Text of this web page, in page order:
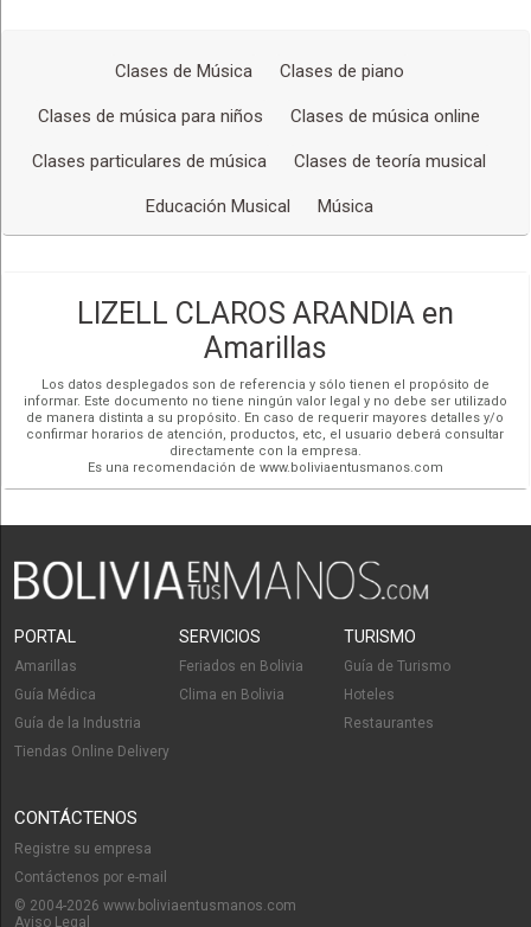
CLIC PARA CHATEAR POR WHATSAPP: +54 2645245503
Clases de Música Clases de piano
Clases de música para niños Clases de música online
Clases particulares de música Clases de teoría musical
Educación Musical Música
LIZELL CLAROS ARANDIA en
Amarillas
Los datos desplegados son de referencia y sólo tienen el propósito de
informar. Este documento no tiene ningún valor legal y no debe ser utilizado
de manera distinta a su propósito. En caso de requerir mayores detalles y/o
confirmar horarios de atención, productos, etc, el usuario deberá consultar
directamente con la empresa.
Es una recomendación de www.boliviaentusmanos.com
PORTAL
Amarillas
Guía Médica
Guía de la Industria
Tiendas Online Delivery
SERVICIOS
Feriados en Bolivia
Clima en Bolivia
TURISMO
Guía de Turismo
Hoteles
Restaurantes
CONTÁCTENOS
Registre su empresa
Contáctenos por e-mail
© 2004-2026 www.boliviaentusmanos.com
Aviso Legal